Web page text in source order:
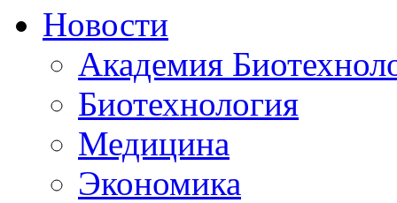
Новости
Академия
Биотехнология
Медицина
Экономика